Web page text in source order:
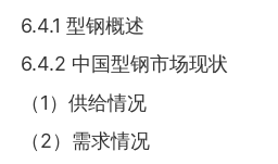
6.4.1 型钢概述
6.4.2 中国型钢市场现状
（1）供给情况
（2）需求情况